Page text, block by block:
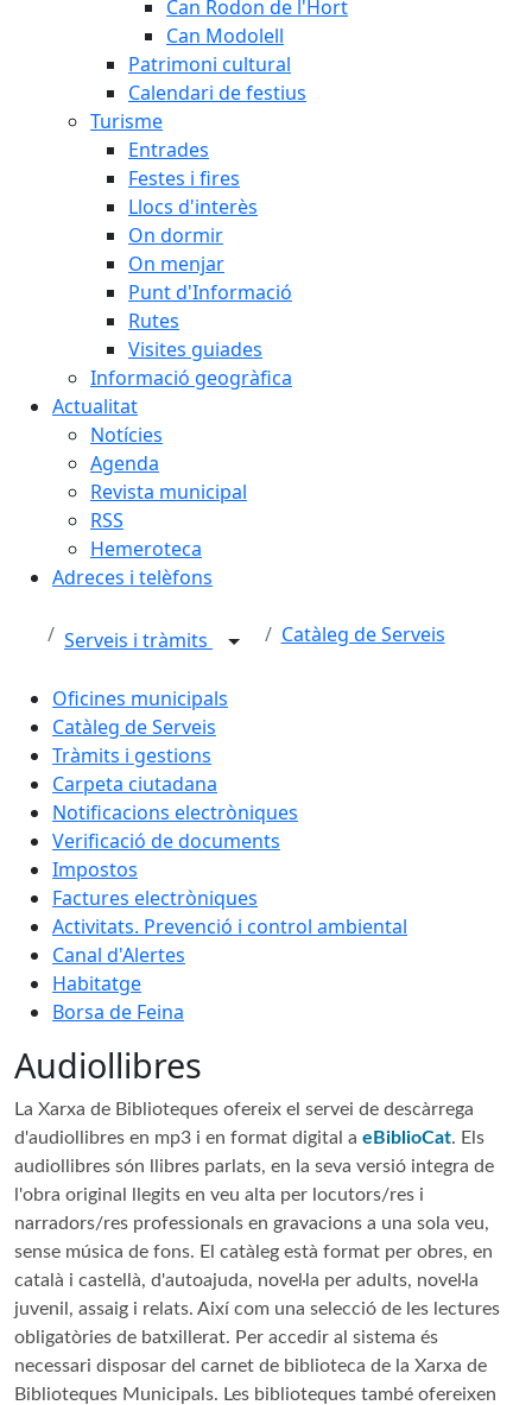
Can Rodon de l'Hort
Can Modolell
Patrimoni cultural
Calendari de festius
Turisme
Entrades
Festes i fires
Llocs d'interès
On dormir
On menjar
Punt d'Informació
Rutes
Visites guiades
Informació geogràfica
Actualitat
Notícies
Agenda
Revista municipal
RSS
Hemeroteca
Adreces i telèfons
Serveis i tràmits Catàleg de Serveis
Oficines municipals
Catàleg de Serveis
Tràmits i gestions
Carpeta ciutadana
Notificacions electròniques
Verificació de documents
Impostos
Factures electròniques
Activitats. Prevenció i control ambiental
Canal d'Alertes
Habitatge
Borsa de Feina
Audiollibres
La Xarxa de Biblioteques ofereix el servei de descàrrega
d'audiollibres en mp3 i en format digital a eBiblioCat. Els
audiollibres són llibres parlats, en la seva versió integra de
l'obra original llegits en veu alta per locutors/res i
narradors/res professionals en gravacions a una sola veu,
sense música de fons. El catàleg està format per obres, en
català i castellà, d'autoajuda, novel·la per adults, novel·la
juvenil, assaig i relats. Així com una selecció de les lectures
obligatòries de batxillerat. Per accedir al sistema és
necessari disposar del carnet de biblioteca de la Xarxa de
Biblioteques Municipals. Les biblioteques també ofereixen